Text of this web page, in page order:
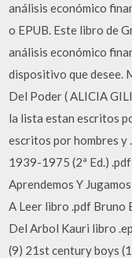
análisis económico
o EPUB. Este libro de
análisis económico
dispositivo que desee.
Del Poder ( ALICIA
la lista estan escritos
escritos por hombres
1939-1975 (2ª Ed.)
Aprendemos Y
A Leer libro .pdf Bruno
Del Arbol Kauri libro
(9) 21st century boys